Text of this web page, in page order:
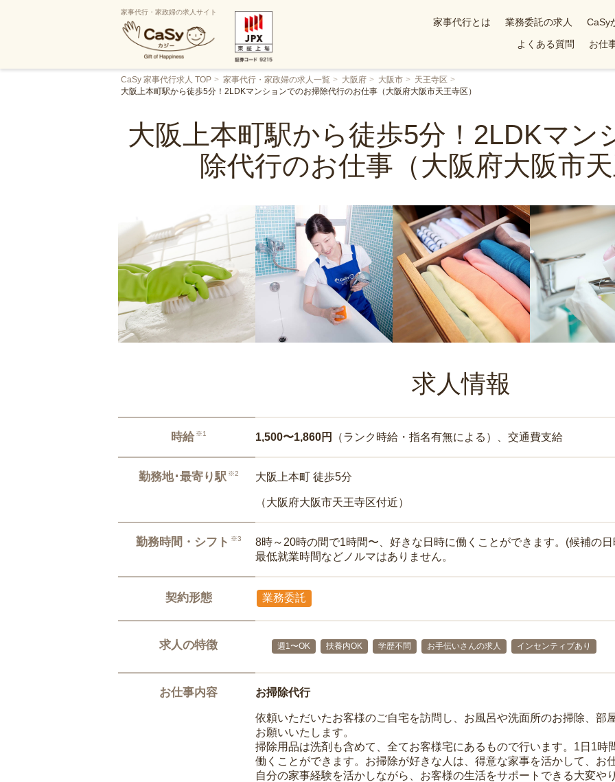
家事代行・家政婦の求人サイト
家事代行とは 業務委託の求人 CaSy
よくある質問
お仕
CaSy 家事代行求人 TOP 家事代行・家政婦の求人一覧 大阪府 大阪市
天王寺区
大阪上本町駅から徒歩5分！2LDKマンションでのお掃除代行のお仕事（大阪府大阪市天王寺区）
大阪上本町駅から徒歩5分！2LDKマン
除代行のお仕事（大阪府大阪市天
求人情報
時給 ※1 1,500〜1,860円 （ランク時給・指名有無による）、交通費支給
勤務地･最寄り駅 ※2 大阪上本町 徒歩5分
（大阪府大阪市天王寺区付近）
勤務時間・シフト ※3
8時～20時の間で1時間〜、好きな日時に働くことができます。(候補の
最低就業時間などノルマはありません。
契約形態 業務委託
求人の特徴 週1〜OK 扶養内OK 学歴不問 お手伝いさんの求人 インセンティブあり
お仕事内容 お掃除代行
依頼いただいたお客様のご自宅を訪問し、お風呂や洗面所のお掃除、部
お願いいたします。
掃除用品は洗剤も含めて、全てお客様宅にあるもので行います。1日1時
働くことができます。お掃除が好きな人は、得意な家事を活かして、お
自分の家事経験を活かしながら、お客様の生活をサポートできる大変や